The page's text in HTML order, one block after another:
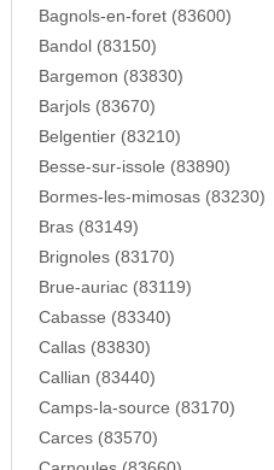
Bagnols-en-foret (83600)
Bandol (83150)
Bargemon (83830)
Barjols (83670)
Belgentier (83210)
Besse-sur-issole (83890)
Bormes-les-mimosas (83230)
Bras (83149)
Brignoles (83170)
Brue-auriac (83119)
Cabasse (83340)
Callas (83830)
Callian (83440)
Camps-la-source (83170)
Carces (83570)